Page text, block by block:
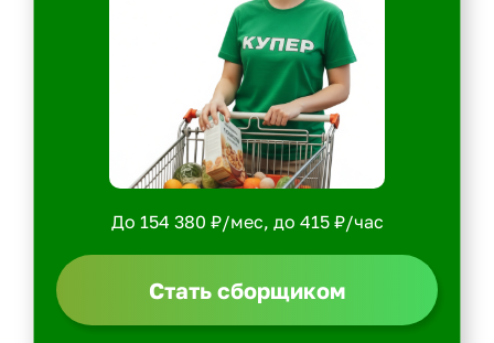
До 154 380 ₽/мес, до 415 ₽/час
Стать сборщиком